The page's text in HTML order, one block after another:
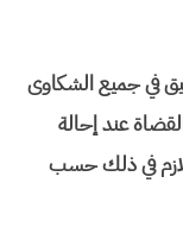
في جميع الشكاوى
عند إحالة
في ذلك حسب